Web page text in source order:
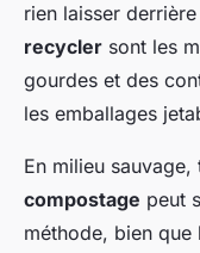
rien laisser
recycler sont les
gourdes et des
les emballages
En milieu
compostage peut
méthode, bien que